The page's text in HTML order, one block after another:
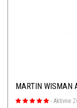
MARTIN
- Aktivne